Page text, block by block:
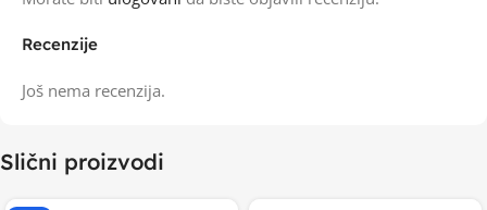
Recenzije
Još nema recenzija.
Slični proizvodi